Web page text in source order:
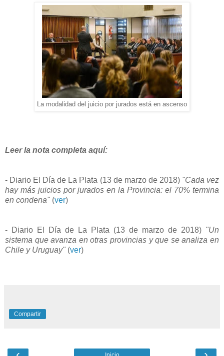
La modalidad del juicio por jurados está en ascenso
Leer la nota completa aquí:
- Diario El Día de La Plata (13 de marzo de 2018) "Cada vez
hay más juicios por jurados en la Provincia: el 70% termina
en condena" (ver)
- Diario El Día de La Plata (13 de marzo de 2018) "Un
sistema que avanza en otras provincias y que se analiza en
Chile y Uruguay" (ver)
Compartir